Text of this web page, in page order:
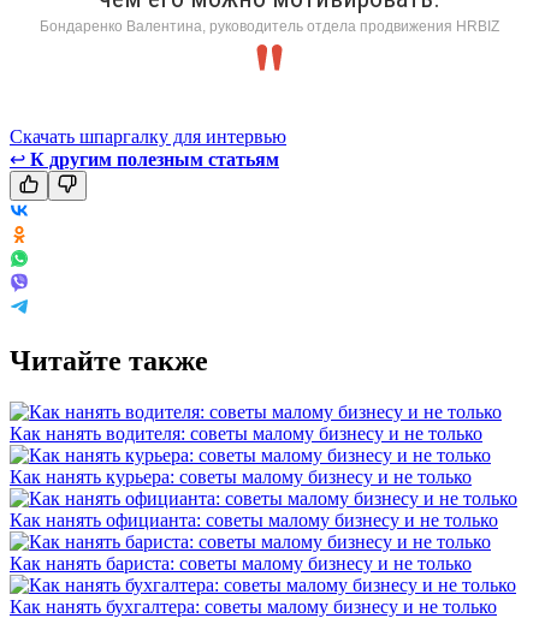
Бондаренко Валентина, руководитель отдела продвижения HRBIZ
Скачать шпаргалку для интервью
↩ К другим полезным статьям
Читайте также
Как нанять водителя: советы малому бизнесу и не только
Как нанять курьера: советы малому бизнесу и не только
Как нанять официанта: советы малому бизнесу и не только
Как нанять бариста: советы малому бизнесу и не только
Как нанять бухгалтера: советы малому бизнесу и не только